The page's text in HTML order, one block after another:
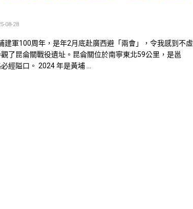
08-28
建軍100周年，是年2月底赴廣西避「兩會」，令我感到不虛
了昆侖關戰役遺址。昆侖關位於南寧東北59公里，是邕
經隘口。 2024 年是黃埔 ...